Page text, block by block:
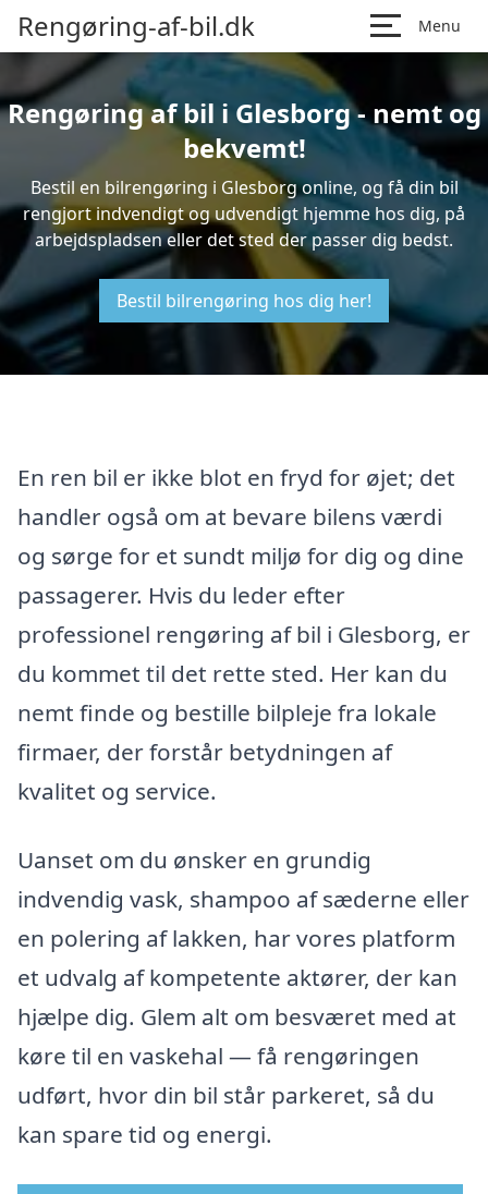
Rengøring-af-bil.dk Menu
Rengøring af bil i Glesborg - nemt og
bekvemt!
Bestil en bilrengøring i Glesborg online, og få din bil
rengjort indvendigt og udvendigt hjemme hos dig, på
arbejdspladsen eller det sted der passer dig bedst.
Bestil bilrengøring hos dig her!
En ren bil er ikke blot en fryd for øjet; det
handler også om at bevare bilens værdi
og sørge for et sundt miljø for dig og dine
passagerer. Hvis du leder efter
professionel rengøring af bil i Glesborg, er
du kommet til det rette sted. Her kan du
nemt finde og bestille bilpleje fra lokale
firmaer, der forstår betydningen af
kvalitet og service.
Uanset om du ønsker en grundig
indvendig vask, shampoo af sæderne eller
en polering af lakken, har vores platform
et udvalg af kompetente aktører, der kan
hjælpe dig. Glem alt om besværet med at
køre til en vaskehal — få rengøringen
udført, hvor din bil står parkeret, så du
kan spare tid og energi.